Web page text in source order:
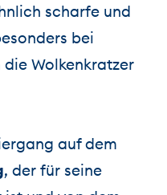
scharfe und
bei
Wolkenkratzer
auf dem
, der für seine